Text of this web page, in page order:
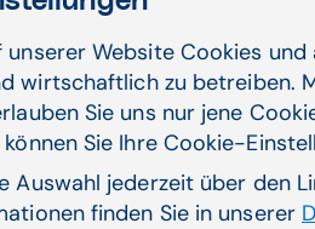
Website Cookies
wirtschaftlich zu betreiben.
Sie uns nur jene
können Sie Ihre Cookie-
Auswahl jederzeit über den
finden Sie in unserer